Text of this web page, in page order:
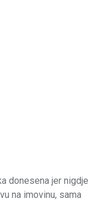
donesena jer nigdje
na imovinu, sama